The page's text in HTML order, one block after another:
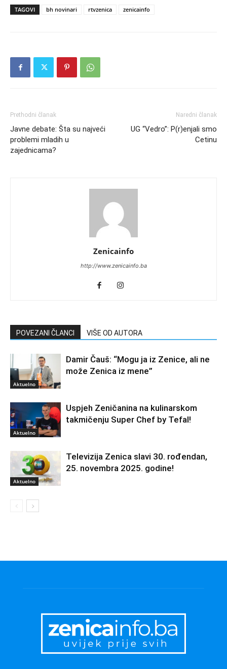
TAGOVI bh novinari rtvzenica zenicainfo
Prethodni članak
Javne debate: Šta su najveći
problemi mladih u
zajednicama?
Naredni članak
UG “Vedro”: P(r)enjali smo
Cetinu
Zenicainfo
http://www.zenicainfo.ba
POVEZANI ČLANCI VIŠE OD AUTORA
Aktuelno
Damir Čauš: “Mogu ja iz Zenice, ali ne
može Zenica iz mene”
Aktuelno
Uspjeh Zeničanina na kulinarskom
takmičenju Super Chef by Tefal!
Aktuelno
Televizija Zenica slavi 30. rođendan,
25. novembra 2025. godine!